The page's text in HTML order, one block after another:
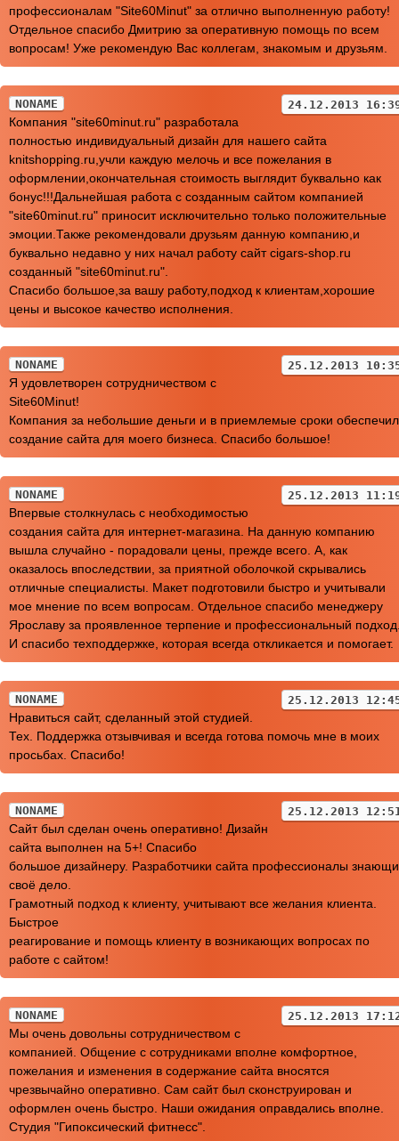
профессионалам "Site60Minut" за отлично выполненную работу!
Отдельное спасибо Дмитрию за оперативную помощь по всем
вопросам! Уже рекомендую Вас коллегам, знакомым и друзьям.
NONAME 24.12.2013
Компания "site60minut.ru" разработала
полностью индивидуальный дизайн для нашего сайта
knitshopping.ru,учли каждую мелочь и все пожелания в
оформлении,окончательная стоимость выглядит буквально как
бонус!!!Дальнейшая работа с созданным сайтом компанией
"site60minut.ru" приносит исключительно только положительные
эмоции.Также рекомендовали друзьям данную компанию,и
буквально недавно у них начал работу сайт cigars-shop.ru
созданный "site60minut.ru".
Спасибо большое,за вашу работу,подход к клиентам,хорошие
цены и высокое качество исполнения.
NONAME 25.12.2013
Я удовлетворен сотрудничеством с
Site60Minut!
Компания за небольшие деньги и в приемлемые сроки
создание сайта для моего бизнеса. Спасибо большое!
NONAME 25.12.2013
Впервые столкнулась с необходимостью
создания сайта для интернет-магазина. На данную компанию
вышла случайно - порадовали цены, прежде всего. А, как
оказалось впоследствии, за приятной оболочкой скрывались
отличные специалисты. Макет подготовили быстро и учитывали
мое мнение по всем вопросам. Отдельное спасибо менеджеру
Ярославу за проявленное терпение и профессиональный
И спасибо техподдержке, которая всегда откликается и помогает.
NONAME 25.12.2013
Нравиться сайт, сделанный этой студией.
Тех. Поддержка отзывчивая и всегда готова помочь мне в моих
просьбах. Спасибо!
NONAME 25.12.2013
Сайт был сделан очень оперативно! Дизайн
сайта выполнен на 5+! Спасибо
большое дизайнеру. Разработчики сайта профессионалы
своё дело.
Грамотный подход к клиенту, учитывают все желания клиента.
Быстрое
реагирование и помощь клиенту в возникающих вопросах по
работе с сайтом!
NONAME 25.12.2013
Мы очень довольны сотрудничеством с
компанией. Общение с сотрудниками вполне комфортное,
пожелания и изменения в содержание сайта вносятся
чрезвычайно оперативно. Сам сайт был сконструирован и
оформлен очень быстро. Наши ожидания оправдались вполне.
Студия "Гипоксический фитнесс".